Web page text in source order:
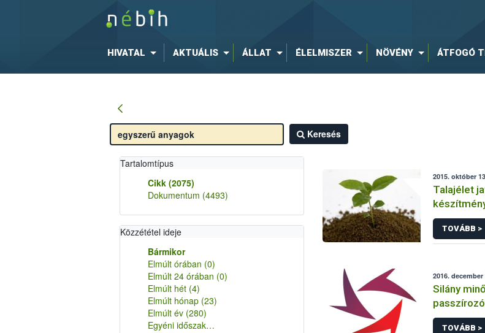
HIVATAL AKTUÁLIS ÁLLAT ÉLELMISZER NÖVÉNY ÁTFOGÓ
Keresés
Tartalomtípus
Cikk (2075)
Dokumentum (4493)
Közzététel ideje
Bármikor
Elmúlt órában (0)
Elmúlt 24 órában (0)
Elmúlt hét (4)
Elmúlt hónap (23)
Elmúlt év (280)
Egyéni időszak…
2015. október
Talajélet
TOVÁBB >
2016.
Silány
TOVÁBB >